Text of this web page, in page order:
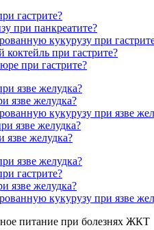
гастрите?
при панкреатите?
кукурузу при
при гастрите?
при гастрите?
язве желудка?
язве желудка?
кукурузу при язве
язве желудка?
желудка?
язве желудка?
гастрите?
язве желудка?
кукурузу при язве
питание при болезнях ЖКТ